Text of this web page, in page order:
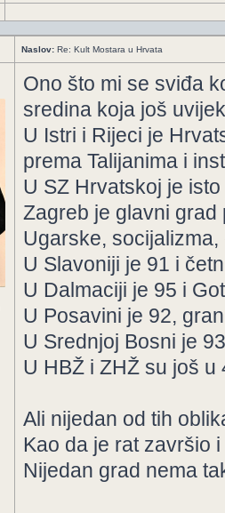
Naslov: Re: Kult Mostara u Hrvata
Ono što mi se sviđa
sredina koja još
U Istri i Rijeci je
prema Talijanima i
U SZ Hrvatskoj je
Zagreb je glavni
Ugarske,
U Slavoniji je 91 i
U Dalmaciji je 95 i
U Posavini je 92,
U Srednjoj Bosni je
U HBŽ i ZHŽ su još u
Ali nijedan od tih
Kao da je rat završio
Nijedan grad nema